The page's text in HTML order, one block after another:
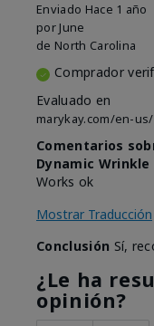
Enviado Hace 1 año
por June
de North Carolina
Comprador
Evaluado en
marykay.com/en-us/
Comentarios
Dynamic
Works ok
Mostrar Traducción
Conclusión Sí,
¿Le ha
opinión?